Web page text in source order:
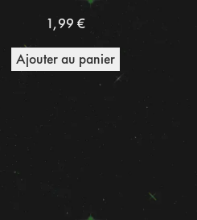
1,99 €
Ajouter au panier